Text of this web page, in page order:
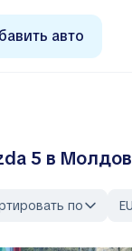
авто
5 в
по